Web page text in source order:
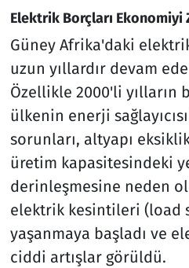
Elektrik Borçları Ekonomiyi
Güney Afrika'daki
uzun yıllardır devam
Özellikle 2000'li yılların
ülkenin enerji
sorunları, altyapı
üretim kapasitesindeki
derinleşmesine neden
elektrik kesintileri (load
yaşanmaya başladı ve
ciddi artışlar görüldü.